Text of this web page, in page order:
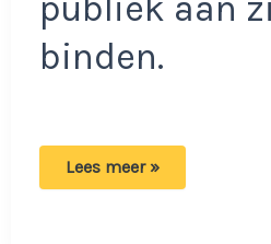
binden.
Pijnlijke
Lees meer »